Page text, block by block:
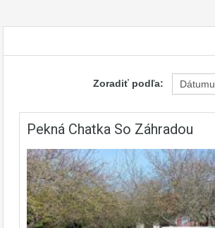
Zoradiť podľa:
Pekná Chatka So Záhradou